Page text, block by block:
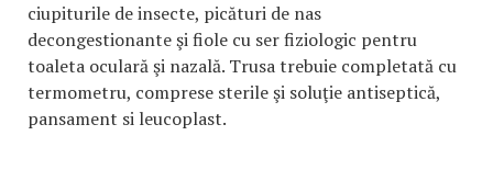
ciupiturile de insecte, picături de nas
decongestionante şi fiole cu ser fiziologic pentru
toaleta oculară şi nazală. Trusa trebuie completată cu
termometru, comprese sterile şi soluţie antiseptică,
pansament si leucoplast.